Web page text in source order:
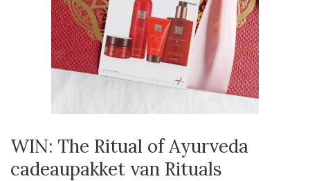
WIN: The Ritual of Ayurveda
cadeaupakket van Rituals